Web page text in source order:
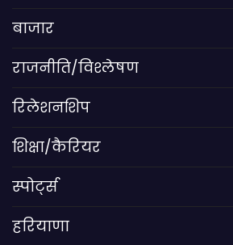
बाजार
राजनीति/विश्लेषण
रिलेशनशिप
शिक्षा/कैरियर
स्पोर्ट्स
हरियाणा